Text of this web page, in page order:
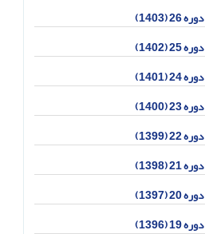
دوره 26 (1403)
دوره 25 (1402)
دوره 24 (1401)
دوره 23 (1400)
دوره 22 (1399)
دوره 21 (1398)
دوره 20 (1397)
دوره 19 (1396)